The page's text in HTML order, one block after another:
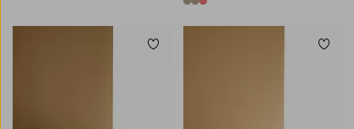
3 värejä
Lisää suosikkeihin Lisää